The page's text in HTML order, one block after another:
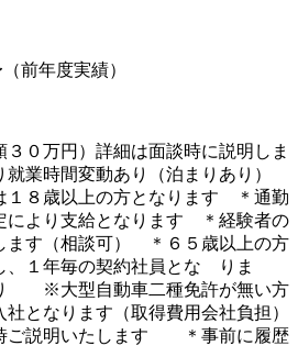
前年度実績）
３０万円）詳細は面談時に説明しま
業時間変動あり（泊まりあり）
１８歳以上の方となります ＊通勤
により支給となります ＊経験者の
ます（相談可） ＊６５歳以上の方
、１年毎の契約社員とな りま
※大型自動車二種免許が無い方
となります（取得費用会社負担）
ご説明いたします ＊事前に履歴